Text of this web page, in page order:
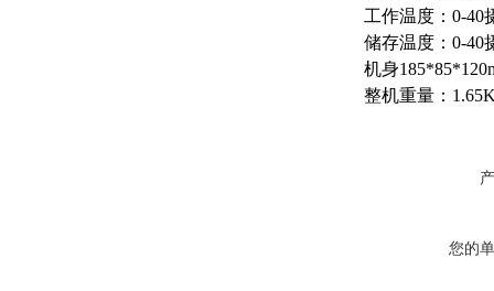
工作温度：0-40
储存温度：0-40
机身
整机重量：
您的